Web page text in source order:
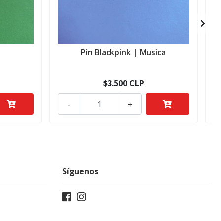
Pin Blackpink | Musica
$3.500 CLP
+
-
Síguenos